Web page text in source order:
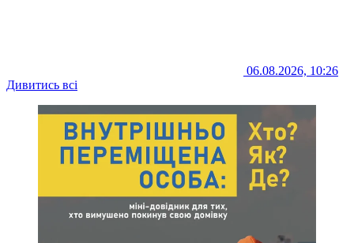
06.08.2026, 10:26
Дивитись всі